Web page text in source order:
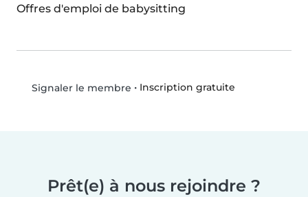
Offres d'emploi de babysitting
Signaler le membre • Inscription gratuite
Prêt(e) à nous rejoindre ?